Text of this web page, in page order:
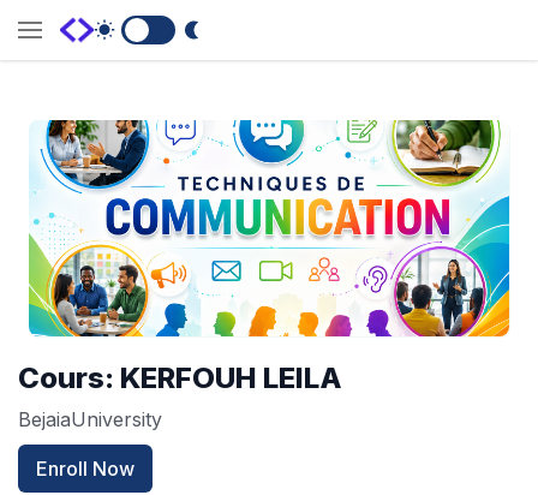
Switch to Dark Mode
Cours: KERFOUH LEILA
BejaiaUniversity
Enroll Now